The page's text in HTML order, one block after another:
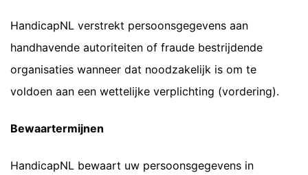
HandicapNL verstrekt persoonsgegevens aan
handhavende autoriteiten of fraude bestrijdende
organisaties wanneer dat noodzakelijk is om te
voldoen aan een wettelijke verplichting (vordering).
Bewaartermijnen
HandicapNL bewaart uw persoonsgegevens in